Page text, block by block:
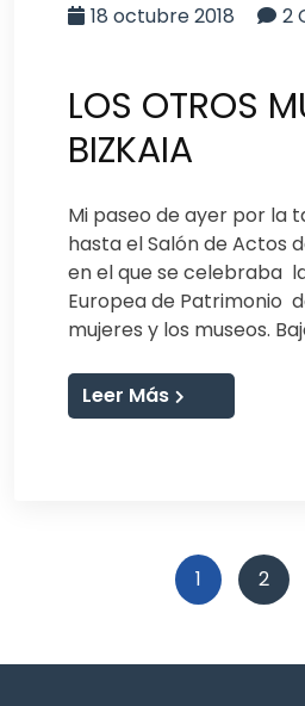
18 octubre 2018
2
LOS OTROS
BIZKAIA
Mi paseo de ayer por la
hasta el Salón de Actos
en el que se celebraba
Europea de Patrimonio
mujeres y los museos.
Leer Más
1 2